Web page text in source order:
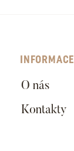
INFORMACE
O nás
Kontakty